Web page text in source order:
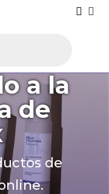
 
a la
de
de